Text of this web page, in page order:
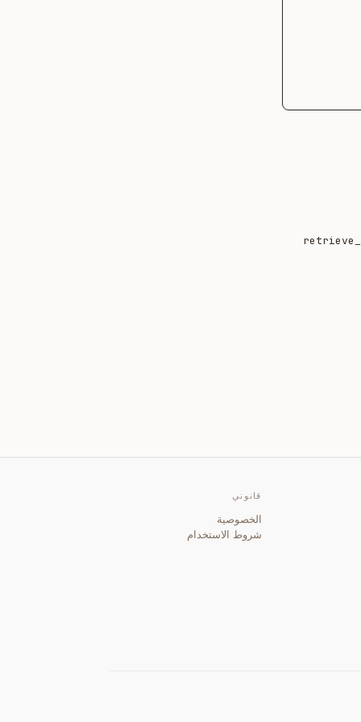
قانوني
الخصوصية
شروط الاستخدام